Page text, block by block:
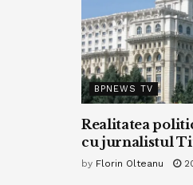
BPNEWS TV
Realitatea
cu jurnalistul
by Florin Olteanu